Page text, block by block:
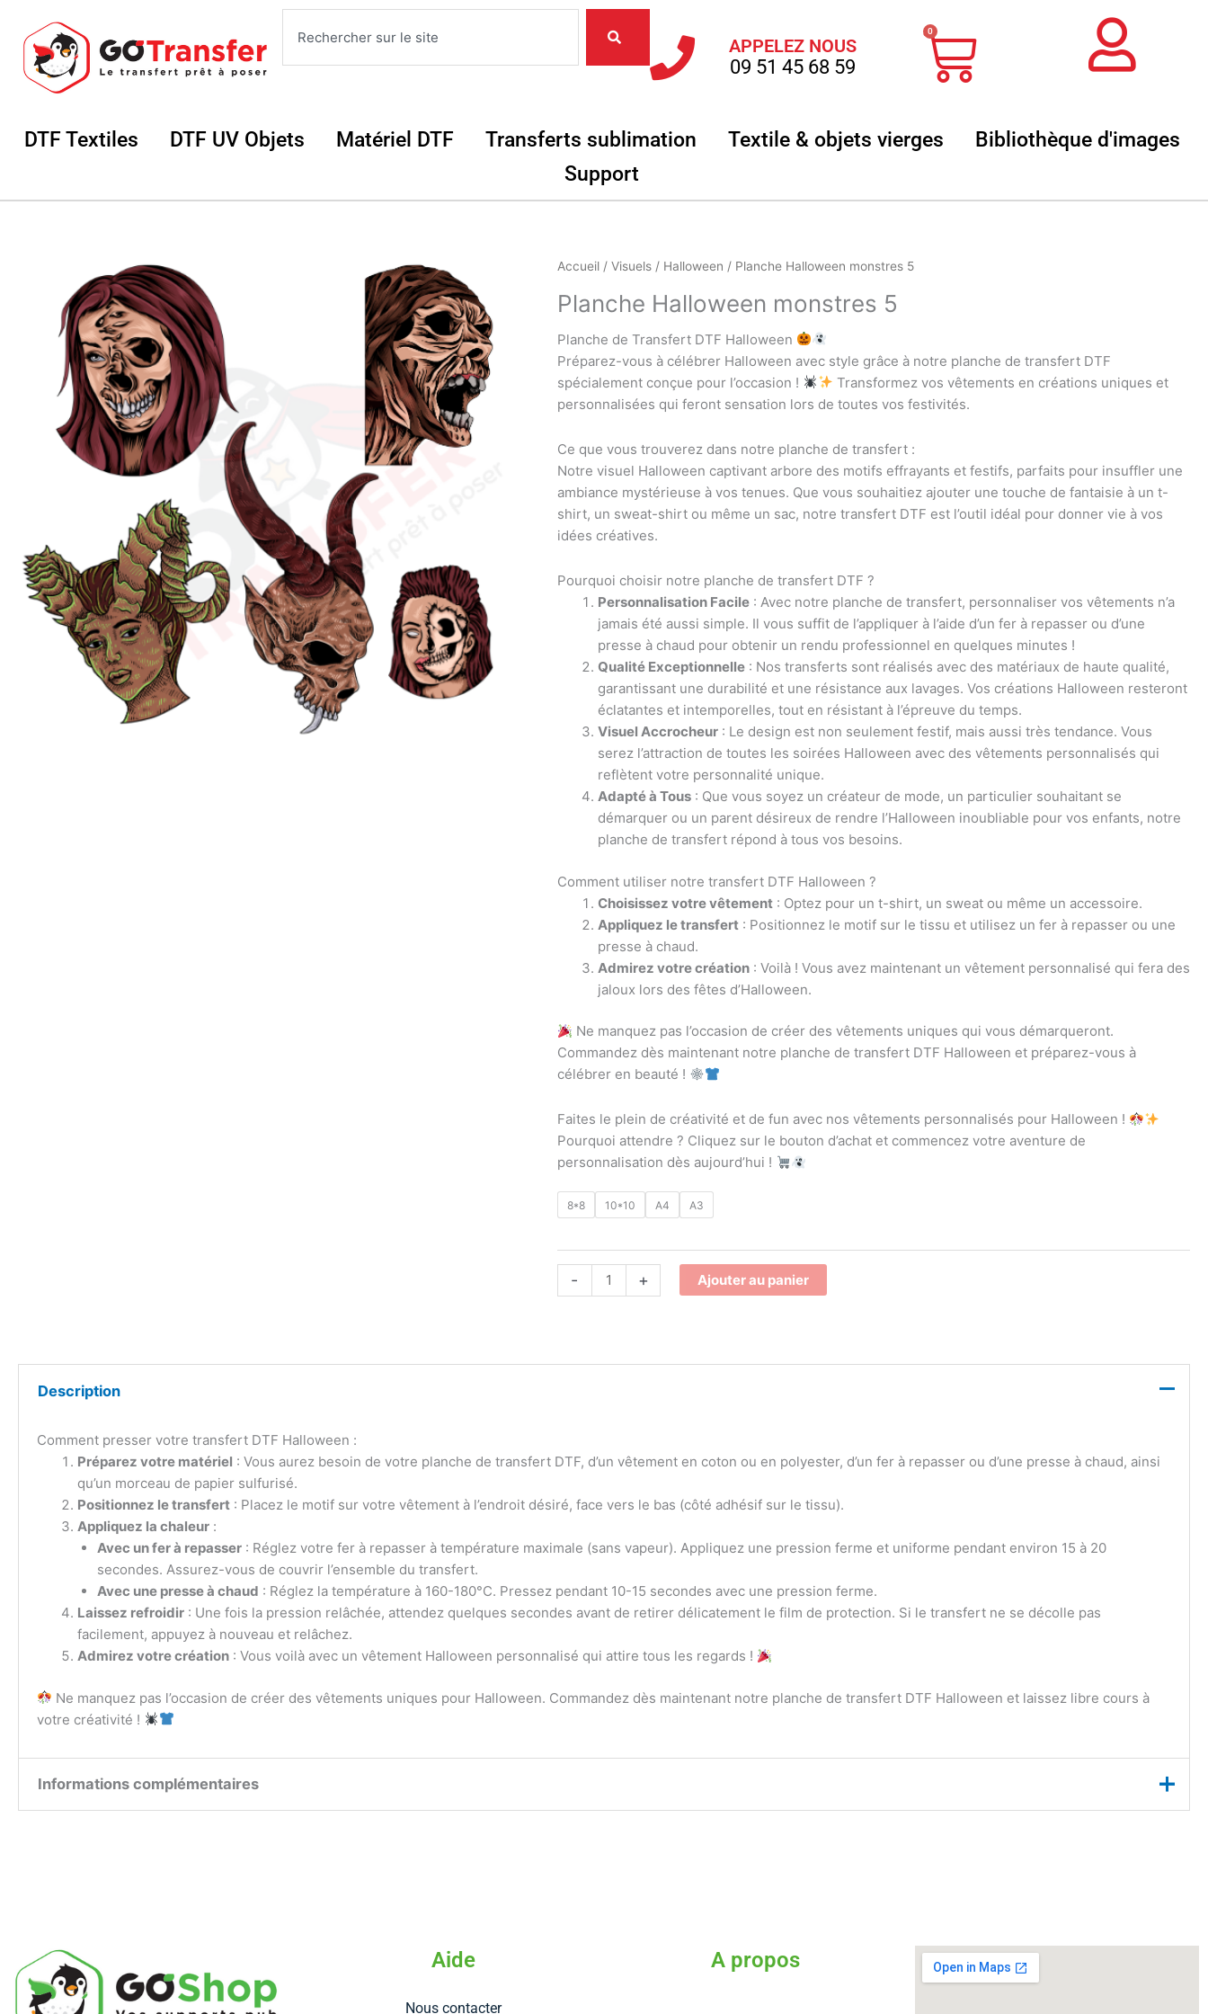
contenu
APPELEZ NOUS
09 51 45 68 59
0
Panier
DTF Textiles Ouvrir DTF Textiles
DTF UV Objets Ouvrir DTF UV Objets
Matériel DTF Ouvrir Matériel DTF
Transferts sublimation Ouvrir Transferts sublimation
Textile & objets vierges Ouvrir Textile & objets vierges
Bibliothèque d'images
Support
Accueil/ Visuels/ Halloween / Planche Halloween monstres 5
Planche Halloween monstres 5
Planche de Transfert DTF Halloween
Préparez-vous à célébrer Halloween avec style grâce à notre planche de transfert DTF
spécialement conçue pour l’occasion !
Transformez vos vêtements en créations uniques et
personnalisées qui feront sensation lors de toutes vos festivités.
Ce que vous trouverez dans notre planche de transfert :
Notre visuel Halloween captivant arbore des motifs effrayants et festifs, parfaits pour insuffler une
ambiance mystérieuse à vos tenues. Que vous souhaitiez ajouter une touche de fantaisie à un t-
shirt, un sweat-shirt ou même un sac, notre transfert DTF est l’outil idéal pour donner vie à vos
idées créatives.
Pourquoi choisir notre planche de transfert DTF ?
Personnalisation Facile: Avec notre planche de transfert, personnaliser vos vêtements n’a
jamais été aussi simple. Il vous suffit de l’appliquer à l’aide d’un fer à repasser ou d’une
presse à chaud pour obtenir un rendu professionnel en quelques minutes !
Qualité Exceptionnelle: Nos transferts sont réalisés avec des matériaux de haute qualité,
garantissant une durabilité et une résistance aux lavages. Vos créations Halloween resteront
éclatantes et intemporelles, tout en résistant à l’épreuve du temps.
Visuel Accrocheur: Le design est non seulement festif, mais aussi très tendance. Vous
serez l’attraction de toutes les soirées Halloween avec des vêtements personnalisés qui
reflètent votre personnalité unique.
Adapté à Tous: Que vous soyez un créateur de mode, un particulier souhaitant se
démarquer ou un parent désireux de rendre l’Halloween inoubliable pour vos enfants, notre
planche de transfert répond à tous vos besoins.
Comment utiliser notre transfert DTF Halloween ?
Choisissez votre vêtement: Optez pour un t-shirt, un sweat ou même un accessoire.
Appliquez le transfert: Positionnez le motif sur le tissu et utilisez un fer à repasser ou une
presse à chaud.
Admirez votre création: Voilà ! Vous avez maintenant un vêtement personnalisé qui fera des
jaloux lors des fêtes d’Halloween.
Ne manquez pas l’occasion de créer des vêtements uniques qui vous démarqueront.
Commandez dès maintenant notre planche de transfert DTF Halloween et préparez-vous à
célébrer en beauté !
Faites le plein de créativité et de fun avec nos vêtements personnalisés pour Halloween !
Pourquoi attendre ? Cliquez sur le bouton d’achat et commencez votre aventure de
personnalisation dès aujourd’hui !
8*8 10*10 A4 A3
-
quantité
Planche
monstres
+ Ajouter au panier
Description
Comment presser votre transfert DTF Halloween :
Préparez votre matériel : Vous aurez besoin de votre planche de transfert DTF, d’un vêtement en coton ou en polyester, d’un fer à repasser ou d’une presse à chaud, ainsi
qu’un morceau de papier sulfurisé.
Positionnez le transfert: Placez le motif sur votre vêtement à l’endroit désiré, face vers le bas (côté adhésif sur le tissu).
Appliquez la chaleur:
Avec un fer à repasser : Réglez votre fer à repasser à température maximale (sans vapeur). Appliquez une pression ferme et uniforme pendant environ 15 à 20
secondes. Assurez-vous de couvrir l’ensemble du transfert.
Avec une presse à chaud : Réglez la température à 160-180°C. Pressez pendant 10-15 secondes avec une pression ferme.
Laissez refroidir: Une fois la pression relâchée, attendez quelques secondes avant de retirer délicatement le film de protection. Si le transfert ne se décolle pas
facilement, appuyez à nouveau et relâchez.
Admirez votre création: Vous voilà avec un vêtement Halloween personnalisé qui attire tous les regards !
Ne manquez pas l’occasion de créer des vêtements uniques pour Halloween. Commandez dès maintenant notre planche de transfert DTF Halloween et laissez libre cours à
votre créativité !
Informations complémentaires
Aide
Nous contacter
A propos